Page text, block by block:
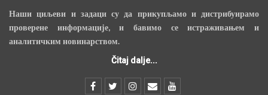
Наши циљеви и задаци су да прикупљамо и дистрибуирамо
проверене информације, и бавимо се истраживањем и
аналитичким новинарством.
Čitaj dalje...